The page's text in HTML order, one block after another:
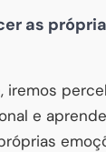
as
iremos
e